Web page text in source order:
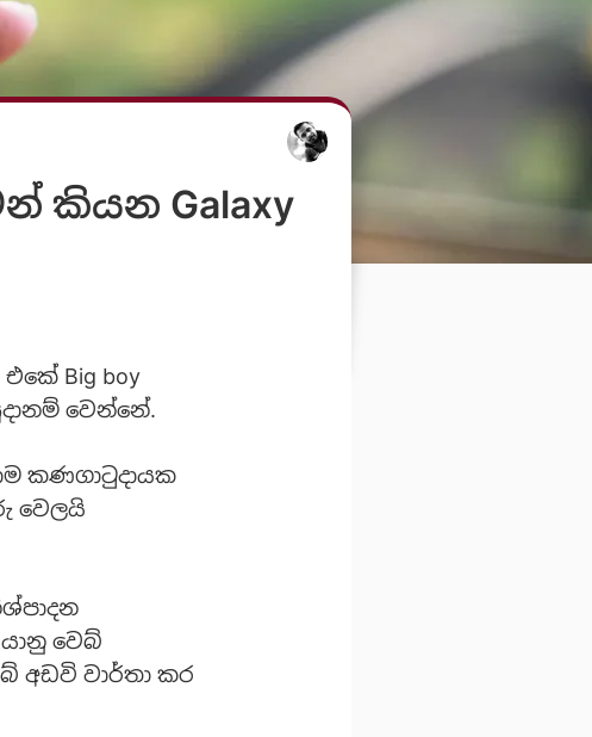
කියන Galaxy
එකේ Big boy
වෙන්නේ.
කණගාටුදායක
වෙලයි
වෙබ්
අඩවි වාර්තා කර